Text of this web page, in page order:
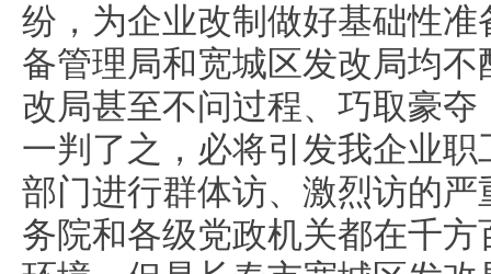
纷，为企业改制做好基础性
备管理局和宽城区发改局均
改局甚至不问过程、巧取豪
一判了之，必将引发我企业
部门进行群体访、激烈访的
务院和各级党政机关都在千